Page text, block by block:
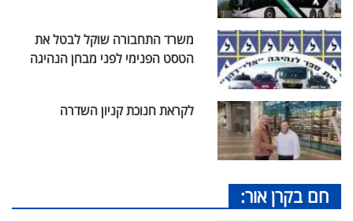
משרד התחבורה שוקל לבטל את
הטסט הפנימי לפני מבחן הנהיגה
לקראת חנוכת קניון השדרה
חם בקרן אור: